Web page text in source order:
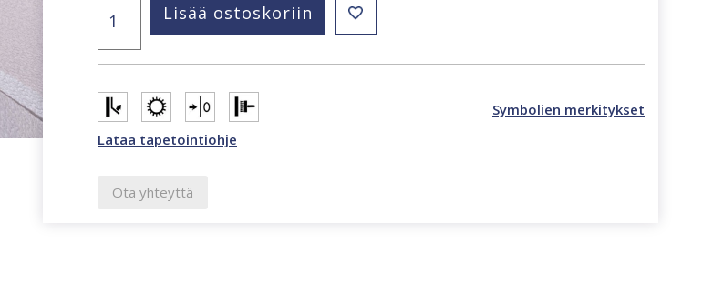
beige
tapetti
määrä
Lisää ostoskoriin
Symbolien merkitykset
Lataa tapetointiohje
Ota yhteyttä